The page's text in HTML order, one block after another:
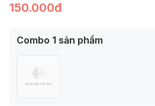
150.000đ
Combo 1 sản phẩm